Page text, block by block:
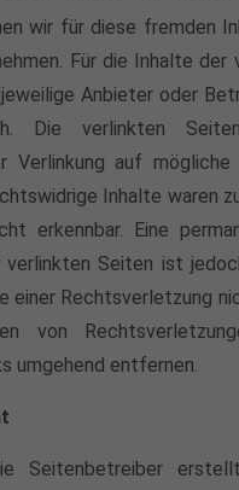
a line
us
dolor sit amet,
elit.
ligula eget dolor.
natoque penatibus et
nascetur ridiculus
ultricies nec.
wir für diese fremden
Für die Inhalte der
Anbieter oder
Die verlinkten
Verlinkung auf mögliche
Inhalte waren
erkennbar. Eine
verlinkten Seiten ist
einer Rechtsverletzung
von
umgehend entfernen.
Seitenbetreiber